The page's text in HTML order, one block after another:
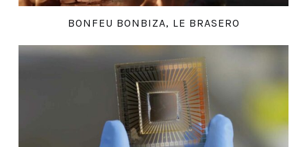
BONFEU BONBIZA, LE BRASERO